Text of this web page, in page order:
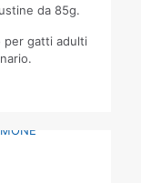
da 85g.
per gatti adulti